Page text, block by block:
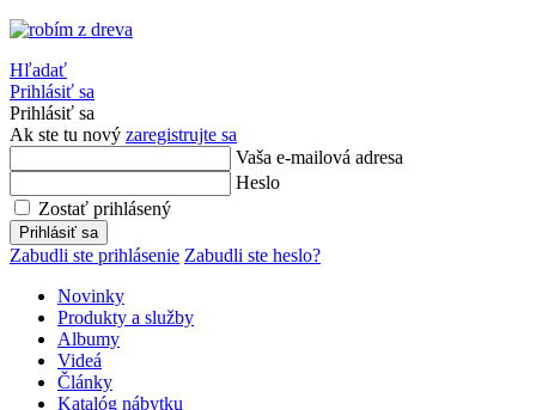
Hľadať
Prihlásiť sa
Prihlásiť sa
Ak ste tu nový zaregistrujte sa
Vaša e-mailová adresa
Heslo
Zostať prihlásený
Prihlásiť sa
Zabudli ste prihlásenie Zabudli ste heslo?
Novinky
Produkty a služby
Albumy
Videá
Články
Katalóg nábytku